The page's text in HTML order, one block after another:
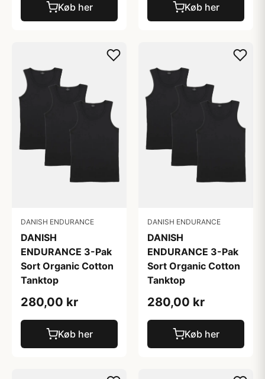
Køb her Køb her
DANISH ENDURANCE
DANISH
ENDURANCE 3-Pak
Sort Organic Cotton
Tanktop
280,00 kr
Køb her
DANISH ENDURANCE
DANISH
ENDURANCE 3-Pak
Sort Organic Cotton
Tanktop
280,00 kr
Køb her